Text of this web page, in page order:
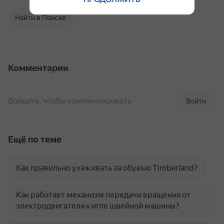
Найти в Поиске
Комментарии
Войти
Войдите, чтобы комментировать
Ещё по теме
Как правильно ухаживать за обувью Timberland?
Как работает механизм передачи вращения от
электродвигателя к игле швейной машины?